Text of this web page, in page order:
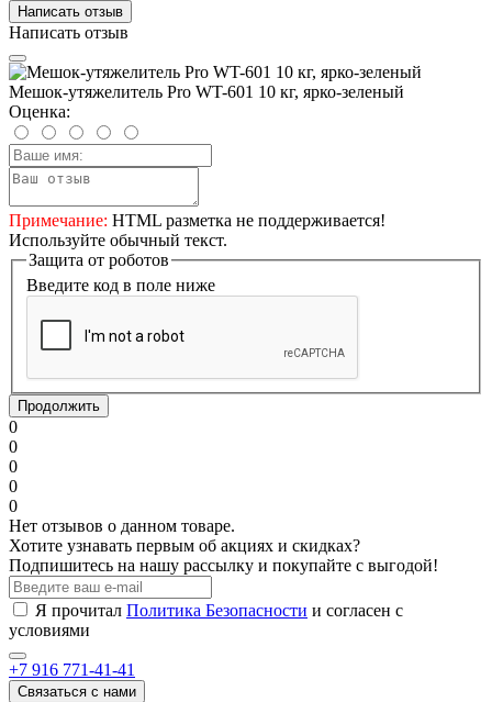
Написать отзыв
Написать отзыв
Мешок-утяжелитель Pro WT-601 10 кг, ярко-зеленый
Оценка:
Примечание: HTML разметка не поддерживается!
Используйте обычный текст.
Защита от роботов
Введите код в поле ниже
Продолжить
0
0
0
0
0
Нет отзывов о данном товаре.
Хотите узнавать первым об акциях и скидках?
Подпишитесь на нашу рассылку и покупайте с выгодой!
Я прочитал Политика Безопасности и согласен с
условиями
+7 916 771-41-41
Связаться с нами